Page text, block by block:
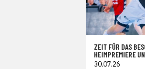
ZEIT FÜR DAS
HEIMPREMIERE
30.07.26